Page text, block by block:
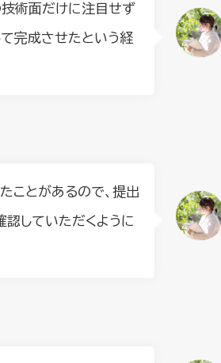
技術面だけに注目せず
完成させたという経
ことがあるので、提出
していただくように